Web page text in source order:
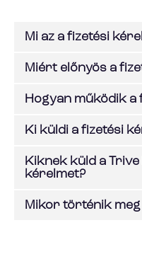
Mi az a fizetési
Miért előnyös a
Hogyan működik a
Ki küldi a fizetési
Kiknek küld a Trive
kérelmet?
Mikor történik meg